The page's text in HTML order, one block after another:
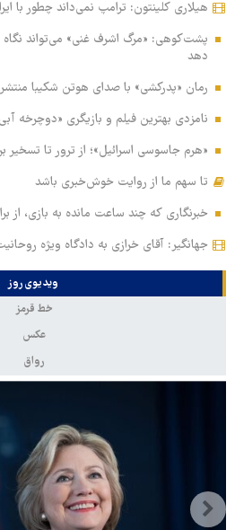
هیلاری کلینتون: ترامپ نمی‌داند چطور با
پشت‌کوهی: «مرگ اشرف غنی» می‌تواند نگاه
دهد
رمان «پدرکشی» با صدای هوتن شکیبا
نامزدی بهترین فیلم و بازیگری «دوچرخه آبی» در ۲
«هرم جاسوسی اسرائیل»؛ از ترور تا تسخیر
تا سهم ما از روایت خوش‌خبری باشد
خبرنگاری که چند ساعت مانده به بازی، از
جهانگیر: آقای خرازی به دادگاه ویژه
ویدیوی روز
خط قرمز
عکس
رواق